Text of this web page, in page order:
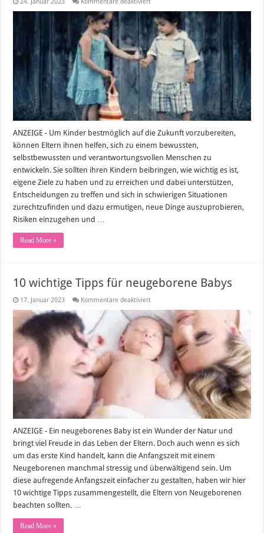
24. Januar 2023 Kommentare deaktiviert
für
die
Zukunft
stark
machen
ANZEIGE - Um Kinder bestmöglich auf die Zukunft vorzubereiten,
können Eltern ihnen helfen, sich zu einem bewussten,
selbstbewussten und verantwortungsvollen Menschen zu
entwickeln. Sie sollten ihren Kindern beibringen, wie wichtig es ist,
eigene Ziele zu haben und zu erreichen und dabei unterstützen,
Entscheidungen zu treffen und sich in schwierigen Situationen
zurechtzufinden und dazu ermutigen, neue Dinge auszuprobieren,
Risiken einzugehen und …
Read More »
10 wichtige Tipps für neugeborene Babys
17. Januar 2023 Kommentare deaktiviertfür
wichtige
Tipps
neugeborene
Babys
ANZEIGE - Ein neugeborenes Baby ist ein Wunder der Natur und
bringt viel Freude in das Leben der Eltern. Doch auch wenn es sich
um das erste Kind handelt, kann die Anfangszeit mit einem
Neugeborenen manchmal stressig und überwältigend sein. Um
diese aufregende Anfangszeit einfacher zu gestalten, haben wir hier
10 wichtige Tipps zusammengestellt, die Eltern von Neugeborenen
beachten sollten. …
Read More »